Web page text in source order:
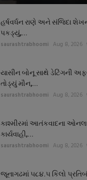
હર્ષવર્ધન રાણે અને સંજિદા
પકડ્યું,...
saurashtrabhoomi Aug 8, 2026
યાસીન બોનૂ સાથે ડેટિંગની
તોડ્યું મૌન,...
saurashtrabhoomi Aug 8, 2026
કાશ્મીરમાં આતંકવાદના
કાર્યવાહી,...
saurashtrabhoomi Aug 8, 2026
જૂનાગઢમાં ૫૮૪.૫ કિલો